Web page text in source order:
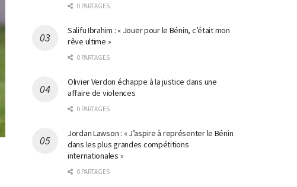
0 PARTAGES
Salifu Ibrahim : « Jouer pour le Bénin, c’était mon
rêve ultime »
0 PARTAGES
Olivier Verdon échappe à la justice dans une
affaire de violences
0 PARTAGES
Jordan Lawson : « J’aspire à représenter le Bénin
dans les plus grandes compétitions
internationales »
0 PARTAGES